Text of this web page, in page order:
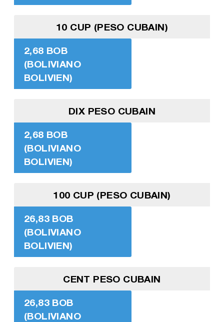
10 CUP (PESO CUBAIN)
2,68 BOB
(BOLIVIANO
BOLIVIEN)
DIX PESO CUBAIN
2,68 BOB
(BOLIVIANO
BOLIVIEN)
100 CUP (PESO CUBAIN)
26,83 BOB
(BOLIVIANO
BOLIVIEN)
CENT PESO CUBAIN
26,83 BOB
(BOLIVIANO